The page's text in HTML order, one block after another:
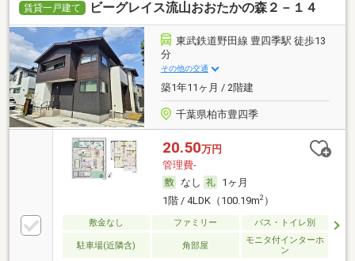
賃貸一戸建て ビーグレイス流山おおたかの森２－１４
東武鉄道野田線 豊四季駅 徒歩13
分
その他の交通
築1年11ヶ月 / 2階建
千葉県柏市豊四季
20.50万円
管理費-
なし
1ヶ月
1階 / 4LDK（100.19m2）
敷金なし ファミリー バス・トイレ別
駐車場(近隣含) 角部屋
モニタ付インターホ
ン